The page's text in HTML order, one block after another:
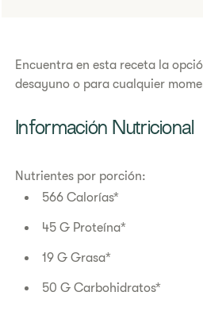
​​Encuentra en esta receta la
desayuno o para cualquier
Información Nutricional
Nutrientes por porción:
566 Calorías*
45 G Proteína*
19 G Grasa*
50 G Carbohidratos*